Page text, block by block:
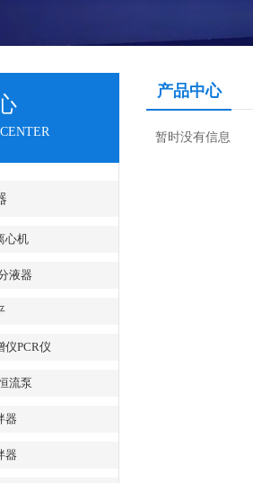
心机
液器
仪PCR仪
流泵
器
器
产品中心
暂时没有信息